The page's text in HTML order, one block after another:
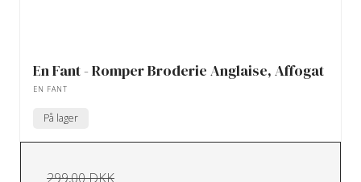
En Fant - Romper Broderie Anglaise, Affogat
EN FANT
På lager
299,00 DKK